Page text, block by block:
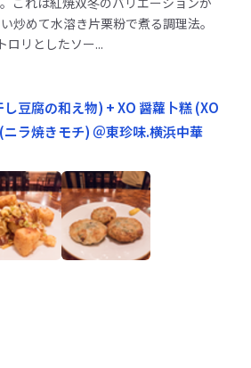
炒めて水溶き片栗粉で煮る調理法。
ロリとしたソー...
豆腐の和え物) + XO 醤蘿卜糕 (XO
ラ焼きモチ) ＠東珍味.横浜中華